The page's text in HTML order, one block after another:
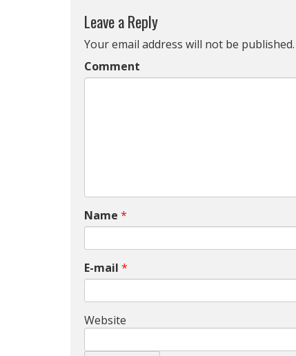
Leave a Reply
Your email address will not be published.
Comment
Name *
E-mail *
Website